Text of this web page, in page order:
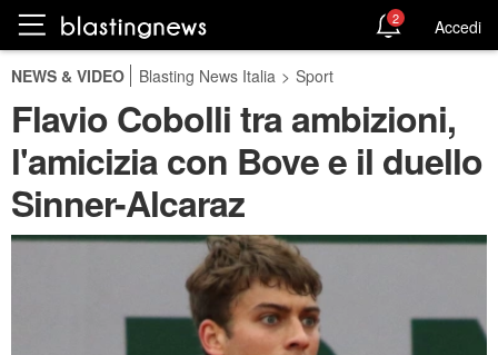
2 Accedi
NEWS & VIDEO Blasting News Italia > Sport
Flavio Cobolli tra ambizioni,
l'amicizia con Bove e il duello
Sinner-Alcaraz